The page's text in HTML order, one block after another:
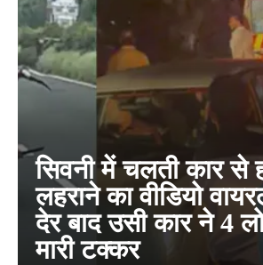
सिवनी में चलती कार से
लहराने का वीडियो
देर बाद उसी कार ने 4
मारी टक्कर